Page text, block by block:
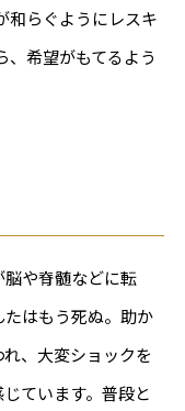
和らぐようにレスキ
、希望がもてるよう
脳や脊髄などに転
はもう死ぬ。助か
、大変ショックを
ています。普段と